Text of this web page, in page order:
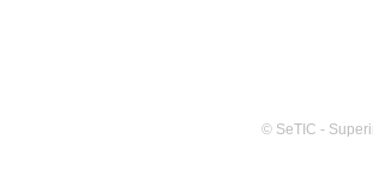
© SeTIC -